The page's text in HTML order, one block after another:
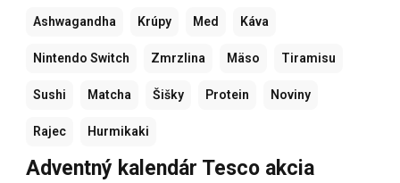
Ashwagandha Krúpy Med Káva
Nintendo Switch Zmrzlina Mäso Tiramisu
Sushi Matcha Šišky Protein Noviny
Rajec Hurmikaki
Adventný kalendár Tesco akcia